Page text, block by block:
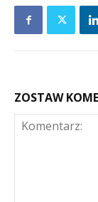
ZOSTAW